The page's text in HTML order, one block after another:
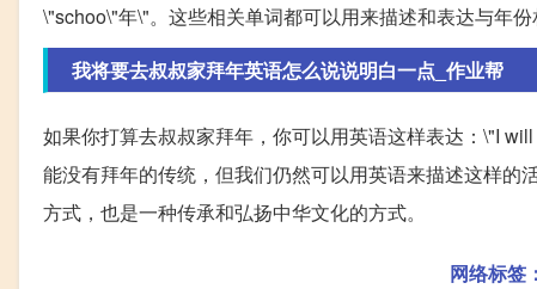
\"schoo\"年\"。这些相关单词都可以用来描述和表达与年份
我将要去叔叔家拜年英语怎么说说明白一点_作业帮
如果你打算去叔叔家拜年，你可以用英语这样表达：\"I
能没有拜年的传统，但我们仍然可以用英语来描述这样
方式，也是一种传承和弘扬中华文化的方式。
网络标签：